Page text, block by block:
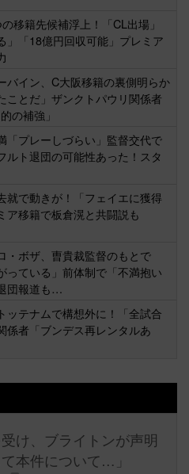
移籍先候補浮上！「CL出場」
」「18億円回収可能」プレミア
バイン、C大阪移籍の裏側明らか
ことだ」ザンクトパウリ関係者
の補強」
「プレーしづらい」監督交代で
ルト退団の可能性あった！スタ
就で動きが！「フェイエに獲得
ア移籍で板倉滉と共闘説も
・ボザ、曺貴裁監督のもとで
っている」前体制で「不満抱い
団報道も…
ッテナムで構想外に！「全試合
者「ブンデス再レンタルあ
け、ブライトンが声明
本件について…」